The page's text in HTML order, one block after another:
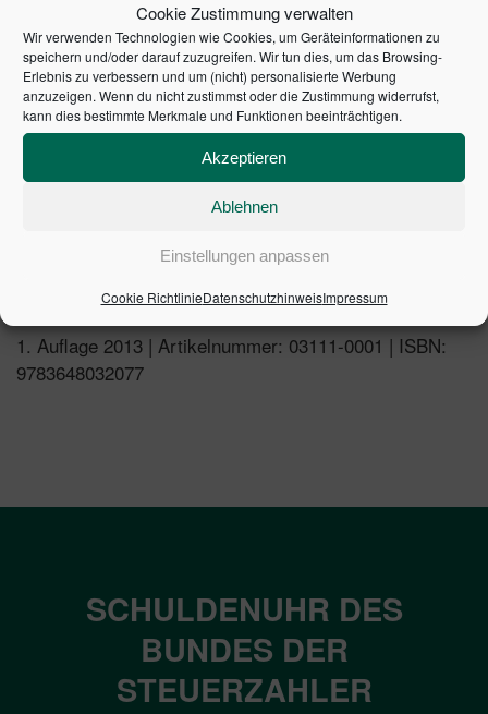
Cookie Zustimmung verwalten
Wir verwenden Technologien wie Cookies, um Geräteinformationen zu
speichern und/oder darauf zuzugreifen. Wir tun dies, um das Browsing-
Erlebnis zu verbessern und um (nicht) personalisierte Werbung
anzuzeigen. Wenn du nicht zustimmst oder die Zustimmung widerrufst,
kann dies bestimmte Merkmale und Funktionen beeinträchtigen.
Akzeptieren
Ablehnen
Einstellungen anpassen
Cookie RichtlinieDatenschutzhinweisImpressum
Mit diesem Werk erhalten Sie:
Umfassende Analyse der Trends im
Unternehmensteuerrecht.
Lösungsvorschläge zu aktuellen Problemfeldern
aus dem Konzernsteuerrecht sowie dem
Wertvolle Orientierungshilfe für die nationale und
internationale Steuergestaltung.
1. Auflage 2013 | Artikelnummer: 03111-0001 | ISBN:
9783648032077
SCHULDENUHR DES
BUNDES DER
STEUERZAHLER